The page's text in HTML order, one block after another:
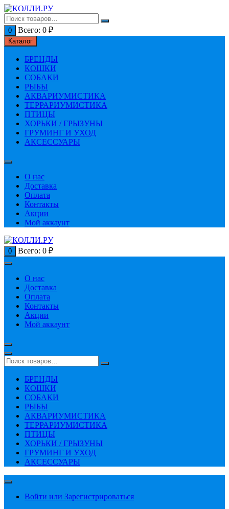
Перейти
к
содержимому
0 Всего: 0 ₽
Каталог
БРЕНДЫ
КОШКИ
СОБАКИ
РЫБЫ
АКВАРИУМИСТИКА
ТЕРРАРИУМИСТИКА
ПТИЦЫ
ХОРЬКИ / ГРЫЗУНЫ
ГРУМИНГ И УХОД
АКСЕССУАРЫ
О нас
Доставка
Оплата
Контакты
Акции
Мой аккаунт
0 Всего: 0 ₽
О нас
Доставка
Оплата
Контакты
Акции
Мой аккаунт
БРЕНДЫ
КОШКИ
СОБАКИ
РЫБЫ
АКВАРИУМИСТИКА
ТЕРРАРИУМИСТИКА
ПТИЦЫ
ХОРЬКИ / ГРЫЗУНЫ
ГРУМИНГ И УХОД
АКСЕССУАРЫ
Войти или Зарегистрироваться